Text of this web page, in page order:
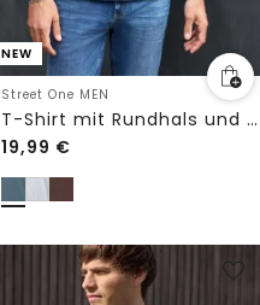
NEW
Street One MEN
T-Shirt mit Rundhals und Print
19,99 €